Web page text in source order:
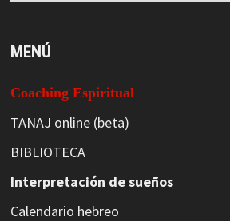
MENÚ
Coaching Espiritual
TANAJ online (beta)
BIBLIOTECA
Interpretación de sueños
Calendario hebreo